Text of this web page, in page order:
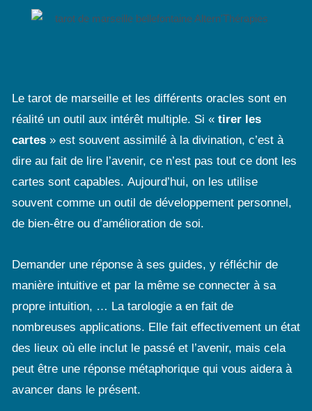
Le tarot de marseille et les différents oracles sont en
réalité un outil aux intérêt multiple. Si « tirer les
cartes» est souvent assimilé à la divination, c’est à
dire au fait de lire l’avenir, ce n’est pas tout ce dont les
cartes sont capables. Aujourd’hui, on les utilise
souvent comme un outil de développement personnel,
de bien-être ou d’amélioration de soi.
Demander une réponse à ses guides, y réfléchir de
manière intuitive et par la même se connecter à sa
propre intuition, … La tarologie a en fait de
nombreuses applications. Elle fait effectivement un état
des lieux où elle inclut le passé et l’avenir, mais cela
peut être une réponse métaphorique qui vous aidera à
avancer dans le présent.